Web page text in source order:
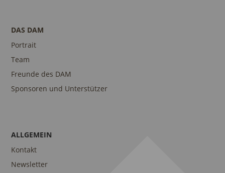
DAS DAM
Portrait
Team
Freunde des DAM
Sponsoren und Unterstützer
ALLGEMEIN
Kontakt
Newsletter